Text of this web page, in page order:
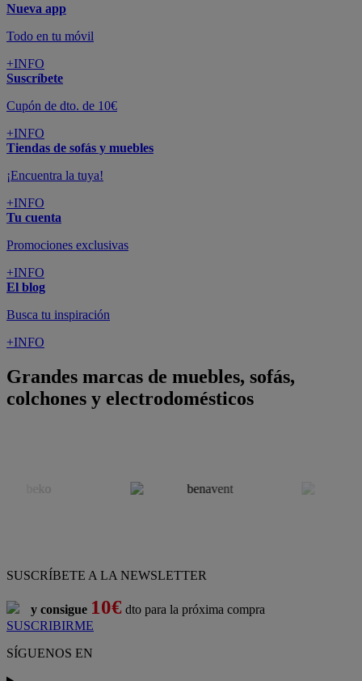
Nueva app
Todo en tu móvil
+INFO
Suscríbete
Cupón de dto. de 10€
+INFO
Tiendas de sofás y muebles
¡Encuentra la tuya!
+INFO
Tu cuenta
Promociones exclusivas
+INFO
El blog
Busca tu inspiración
+INFO
Grandes marcas de muebles, sofás,
colchones y electrodomésticos
SUSCRÍBETE A LA NEWSLETTER
y consigue 10€ dto para la próxima compra
SUSCRIBIRME
SÍGUENOS EN